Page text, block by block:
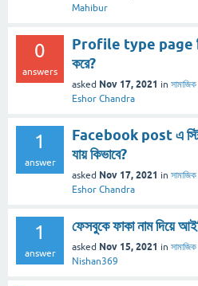
Mahibur
0
answers
Profile type page
করে?
asked Nov 17, 2021 in
Eshor Chandra
1
answer
Facebook post এ
যায় কিভাবে?
asked Nov 17, 2021 in
Eshor Chandra
1
answer
ফেসবুকে ফাকা নাম দিয়ে
asked Nov 15, 2021 in
Nishan369